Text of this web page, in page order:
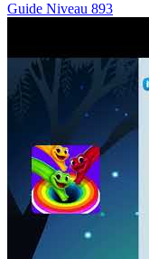
Guide Niveau 893